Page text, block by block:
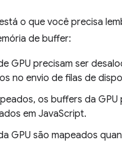
o que você precisa
de buffer:
GPU precisam ser
no envio de filas de
os buffers da GPU
em JavaScript.
GPU são mapeados